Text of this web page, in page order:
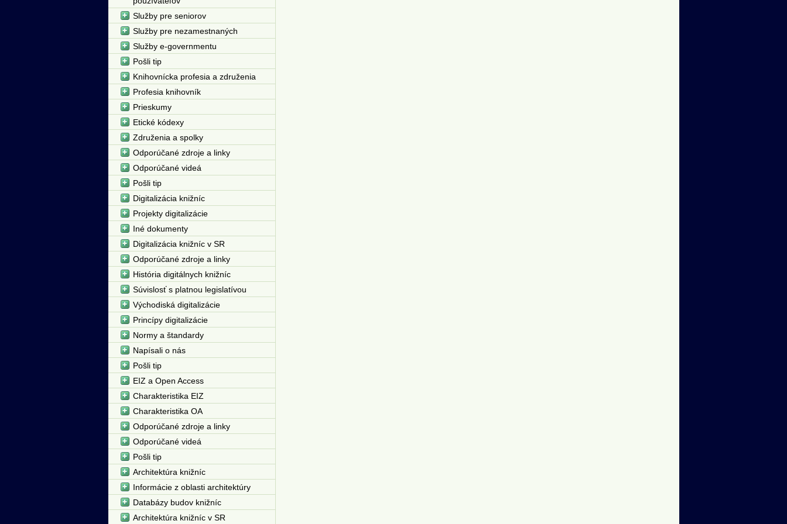
Služby pre seniorov
Služby pre nezamestnaných
Služby e-governmentu
Pošli tip
Knihovnícka profesia a združenia
Profesia knihovník
Prieskumy
Etické kódexy
Združenia a spolky
Odporúčané zdroje a linky
Odporúčané videá
Pošli tip
Digitalizácia knižníc
Projekty digitalizácie
Iné dokumenty
Digitalizácia knižníc v SR
Odporúčané zdroje a linky
História digitálnych knižníc
Súvislosť s platnou legislatívou
Východiská digitalizácie
Princípy digitalizácie
Normy a štandardy
Napísali o nás
Pošli tip
EIZ a Open Access
Charakteristika EIZ
Charakteristika OA
Odporúčané zdroje a linky
Odporúčané videá
Pošli tip
Architektúra knižníc
Informácie z oblasti architektúry
Databázy budov knižníc
Architektúra knižníc v SR